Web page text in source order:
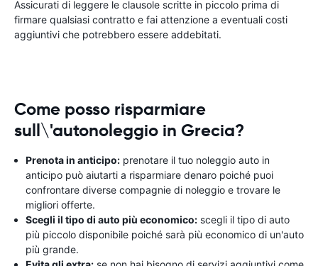
Assicurati di leggere le clausole scritte in piccolo prima di
firmare qualsiasi contratto e fai attenzione a eventuali costi
aggiuntivi che potrebbero essere addebitati.
Come posso risparmiare
sull\'autonoleggio in Grecia?
Prenota in anticipo: prenotare il tuo noleggio auto in
anticipo può aiutarti a risparmiare denaro poiché puoi
confrontare diverse compagnie di noleggio e trovare le
migliori offerte.
Scegli il tipo di auto più economico: scegli il tipo di auto
più piccolo disponibile poiché sarà più economico di un'auto
più grande.